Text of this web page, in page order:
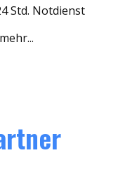
Std. Notdienst